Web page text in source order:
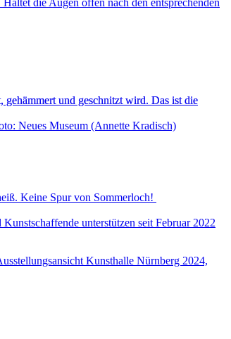
gehämmert und geschnitzt wird. Das ist die
Keine Spur von Sommerloch!
unterstützen seit Februar 2022